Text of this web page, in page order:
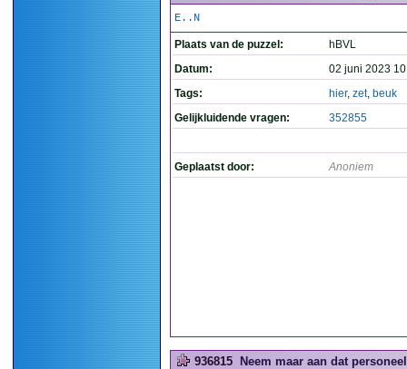
E..N
Plaats van de puzzel:
hBVL
Datum:
02 juni 2023
Tags:
hier, zet, beuk
Gelijkluidende vragen:
352855
Geplaatst door: Anoniem
936815 Neem maar aan dat